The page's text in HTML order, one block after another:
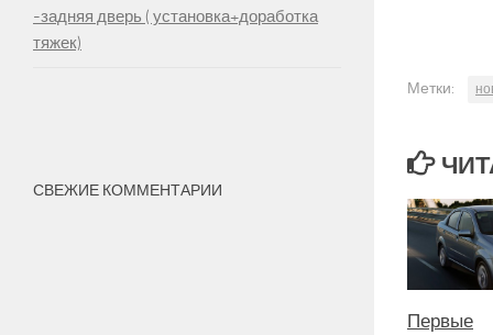
Метки:
Первые
-задняя дверь ( установка+доработка
тяжек)
СВЕЖИЕ КОММЕНТАРИИ